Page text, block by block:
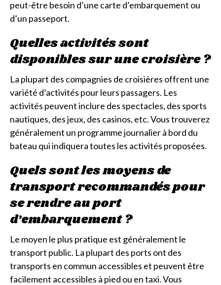
peut-être besoin d’une carte d’embarquement ou
d’un passeport.
Quelles activités sont
disponibles sur une croisière ?
La plupart des compagnies de croisières offrent une
variété d’activités pour leurs passagers. Les
activités peuvent inclure des spectacles, des sports
nautiques, des jeux, des casinos, etc. Vous trouverez
généralement un programme journalier à bord du
bateau qui indiquera toutes les activités proposées.
Quels sont les moyens de
transport recommandés pour
se rendre au port
d’embarquement ?
Le moyen le plus pratique est généralement le
transport public. La plupart des ports ont des
transports en commun accessibles et peuvent être
facilement accessibles à pied ou en taxi. Vous